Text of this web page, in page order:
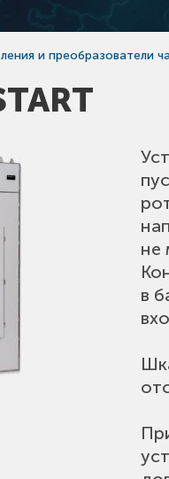
и преобразователи
не
в